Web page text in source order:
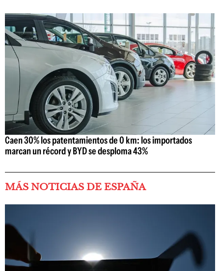
Caen 30% los patentamientos de 0 km: los importados
marcan un récord y BYD se desploma 43%
MÁS NOTICIAS DE ESPAÑA